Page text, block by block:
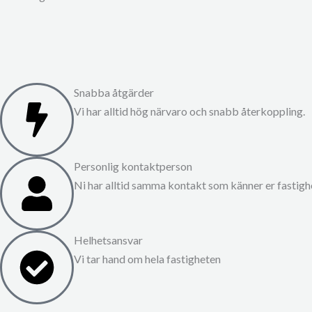
Snabba åtgärder
Vi har alltid hög närvaro och snabb återkoppling.
Personlig kontaktperson
Ni har alltid samma kontakt som känner er
Helhetsansvar
Vi tar hand om hela fastigheten